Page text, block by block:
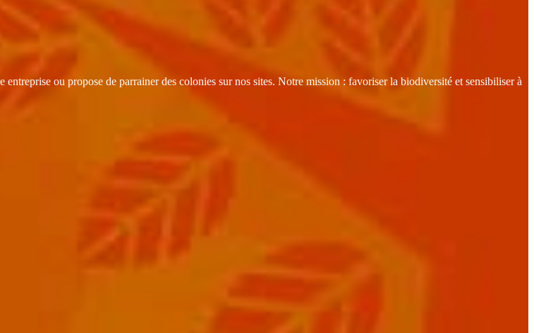
ou propose de parrainer des colonies sur nos sites. Notre mission : favoriser la biodiversité et sensibiliser à